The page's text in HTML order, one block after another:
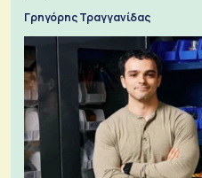
Γρηγόρης Τραγγανίδας